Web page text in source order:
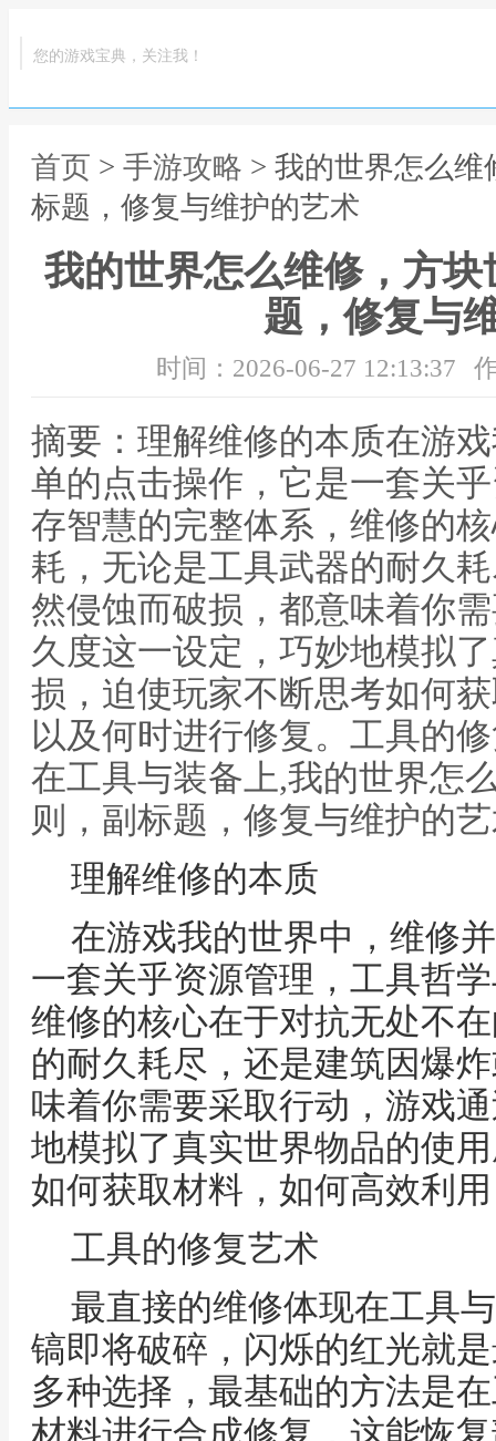
您的游戏宝典，关注我！
首页 > 手游攻略 > 我的世界怎么
标题，修复与维护的艺术
我的世界怎么维修，方
题，修复与
时间：2026-06-27 12:13:37
摘要：理解维修的本质在游
单的点击操作，它是一套关
存智慧的完整体系，维修的
耗，无论是工具武器的耐久
然侵蚀而破损，都意味着你
久度这一设定，巧妙地模拟
损，迫使玩家不断思考如何
以及何时进行修复。工具的
在工具与装备上,我的世界怎
则，副标题，修复与维护的
理解维修的本质
在游戏我的世界中，维修
一套关乎资源管理，工具哲
维修的核心在于对抗无处不
的耐久耗尽，还是建筑因爆
味着你需要采取行动，游戏
地模拟了真实世界物品的使
如何获取材料，如何高效利
工具的修复艺术
最直接的维修体现在工具
镐即将破碎，闪烁的红光就
多种选择，最基础的方法是